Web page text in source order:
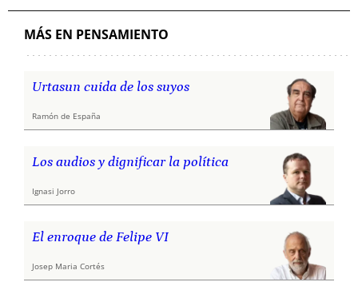
MÁS EN PENSAMIENTO
Urtasun cuida de los suyos
Ramón de España
Los audios y dignificar la política
Ignasi Jorro
El enroque de Felipe VI
Josep Maria Cortés